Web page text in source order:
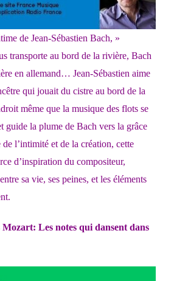
de Jean-Sébastien Bach, »
transporte au bord de la rivière, Bach
en allemand… Jean-Sébastien aime
qui jouait du cistre au bord de la
même que la musique des flots se
guide la plume de Bach vers la grâce
l’intimité et de la création, cette
d’inspiration du compositeur,
sa vie, ses peines, et les éléments
Les notes qui dansent dans